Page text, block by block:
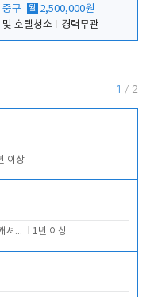
중구 월 2,500,000원
및 호텔청소
경력무관
1 / 2
이상
베팅.,청소<<캐셔 모셔봅니다. 1년 이상